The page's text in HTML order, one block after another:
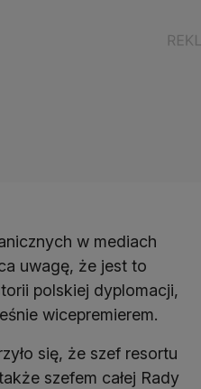
w mediach
uwagę, że jest to
polskiej dyplomacji,
wicepremierem.
się, że szef resortu
szefem całej Rady